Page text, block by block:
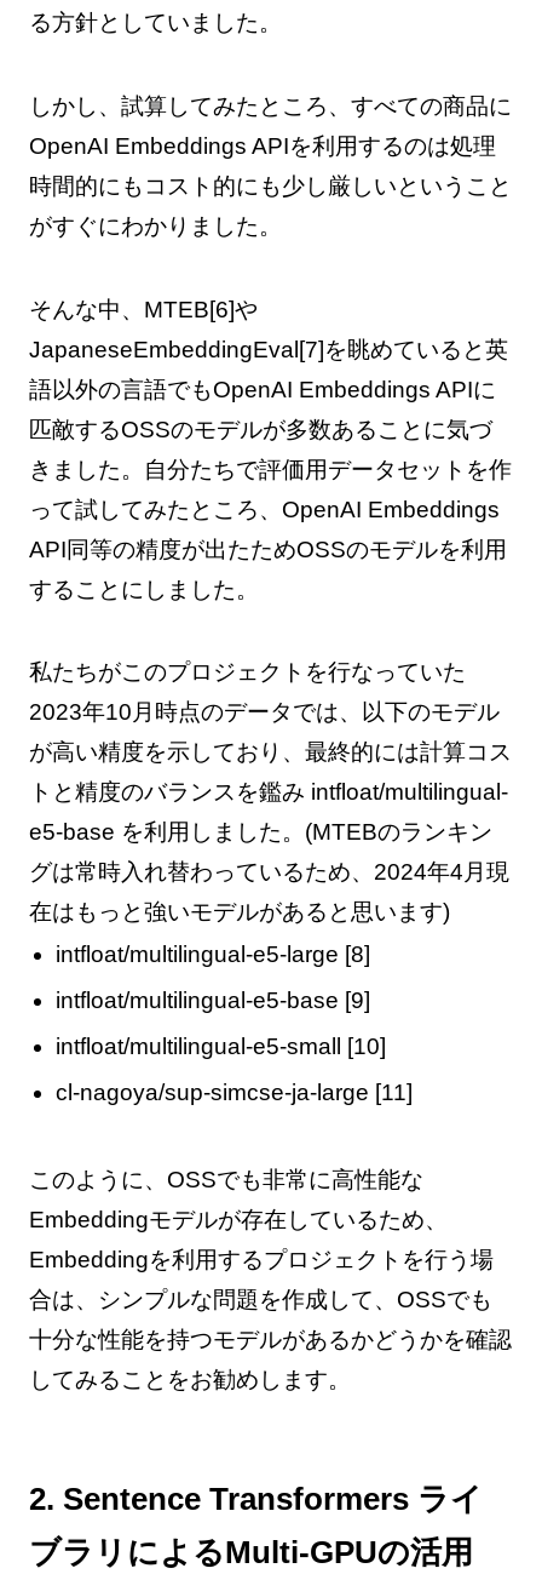
る方針としていました。
しかし、試算してみたところ、すべての商品に
OpenAI Embeddings APIを利用するのは処理
時間的にもコスト的にも少し厳しいということ
がすぐにわかりました。
そんな中、MTEB[6]や
JapaneseEmbeddingEval[7]を眺めていると英
語以外の言語でもOpenAI Embeddings APIに
匹敵するOSSのモデルが多数あることに気づ
きました。自分たちで評価用データセットを作
って試してみたところ、OpenAI Embeddings
API同等の精度が出たためOSSのモデルを利用
することにしました。
私たちがこのプロジェクトを行なっていた
2023年10月時点のデータでは、以下のモデル
が高い精度を示しており、最終的には計算コス
トと精度のバランスを鑑み intfloat/multilingual-
e5-base を利用しました。(MTEBのランキン
グは常時入れ替わっているため、2024年4月現
在はもっと強いモデルがあると思います)
intfloat/multilingual-e5-large [8]
intfloat/multilingual-e5-base [9]
intfloat/multilingual-e5-small [10]
cl-nagoya/sup-simcse-ja-large [11]
このように、OSSでも非常に高性能な
Embeddingモデルが存在しているため、
Embeddingを利用するプロジェクトを行う場
合は、シンプルな問題を作成して、OSSでも
十分な性能を持つモデルがあるかどうかを確認
してみることをお勧めします。
2. Sentence Transformers ライ
ブラリによるMulti-GPUの活用